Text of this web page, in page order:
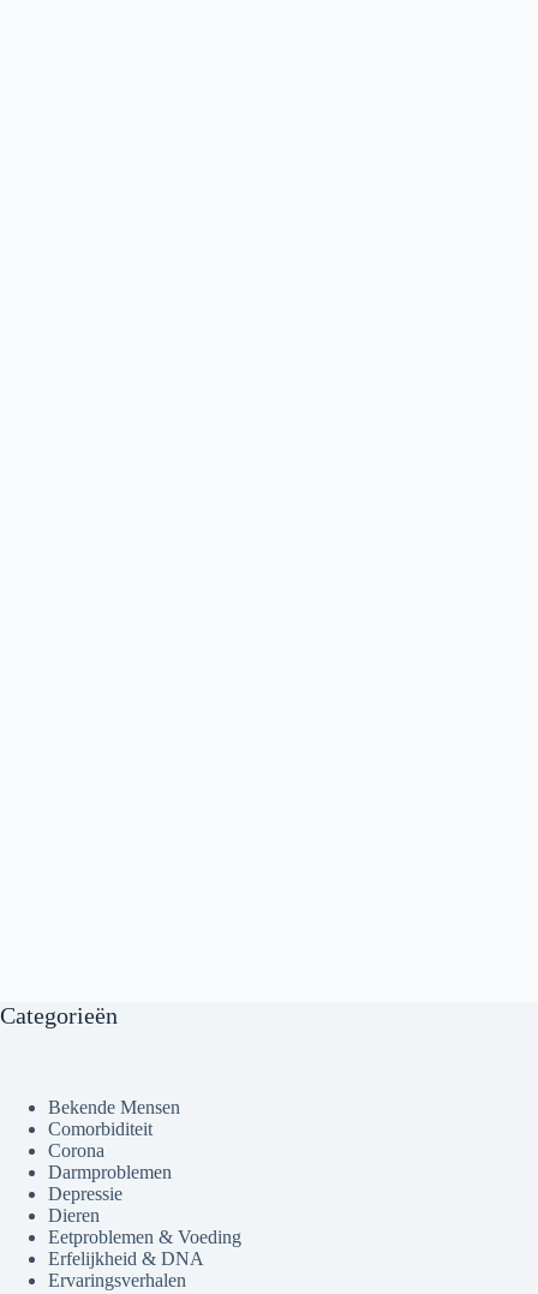
Categorieën
Bekende Mensen
Comorbiditeit
Corona
Darmproblemen
Depressie
Dieren
Eetproblemen & Voeding
Erfelijkheid & DNA
Ervaringsverhalen